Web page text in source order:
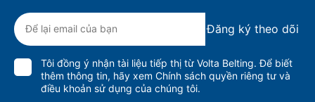
Tôi đồng ý nhận tài liệu tiếp thị từ Volta Belting. Để biết
thêm thông tin, hãy xem Chính sách quyền riêng tư và
điều khoản sử dụng của chúng tôi.
Đăng ký theo dõi